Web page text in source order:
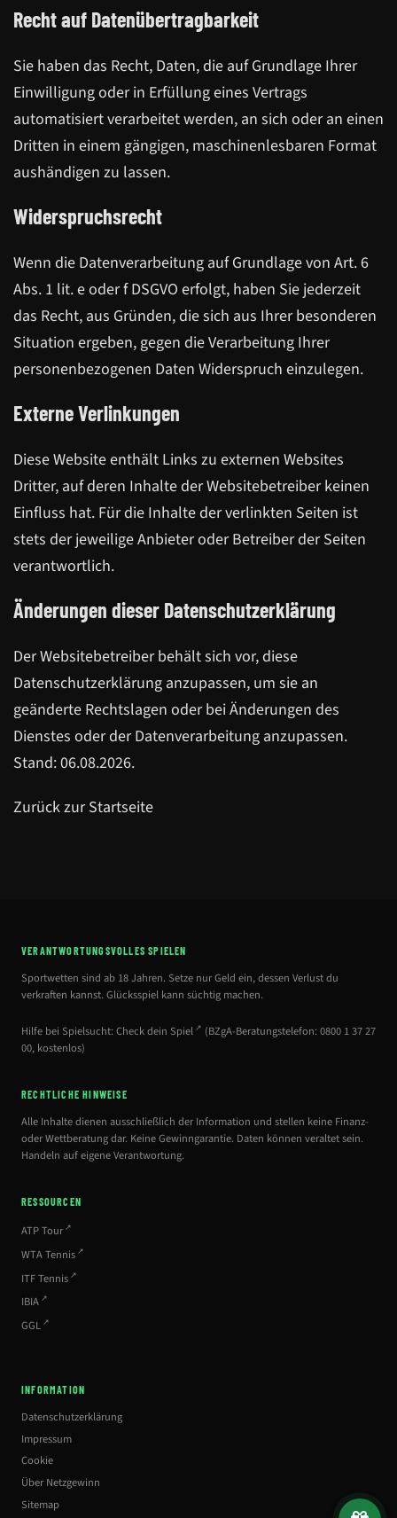
Recht auf Datenübertragbarkeit
Sie haben das Recht, Daten, die auf Grundlage Ihrer
Einwilligung oder in Erfüllung eines Vertrags
automatisiert verarbeitet werden, an sich oder an einen
Dritten in einem gängigen, maschinenlesbaren Format
aushändigen zu lassen.
Widerspruchsrecht
Wenn die Datenverarbeitung auf Grundlage von Art. 6
Abs. 1 lit. e oder f DSGVO erfolgt, haben Sie jederzeit
das Recht, aus Gründen, die sich aus Ihrer besonderen
Situation ergeben, gegen die Verarbeitung Ihrer
personenbezogenen Daten Widerspruch einzulegen.
Externe Verlinkungen
Diese Website enthält Links zu externen Websites
Dritter, auf deren Inhalte der Websitebetreiber keinen
Einfluss hat. Für die Inhalte der verlinkten Seiten ist
stets der jeweilige Anbieter oder Betreiber der Seiten
verantwortlich.
Änderungen dieser Datenschutzerklärung
Der Websitebetreiber behält sich vor, diese
Datenschutzerklärung anzupassen, um sie an
geänderte Rechtslagen oder bei Änderungen des
Dienstes oder der Datenverarbeitung anzupassen.
Stand:06.08.2026.
Zurück zur Startseite
VERANTWORTUNGSVOLLES SPIELEN
Sportwetten sind ab 18 Jahren. Setze nur Geld ein, dessen Verlust du
verkraften kannst. Glücksspiel kann süchtig machen.
Hilfe bei Spielsucht:Check dein Spiel
(BZgA-Beratungstelefon: 0800 1 37 27
00, kostenlos)
RECHTLICHE HINWEISE
Alle Inhalte dienen ausschließlich der Information und stellen keine Finanz-
oder Wettberatung dar. Keine Gewinngarantie. Daten können veraltet sein.
Handeln auf eigene Verantwortung.
RESSOURCEN
ATP Tour
WTA Tennis
ITF Tennis
IBIA
GGL
INFORMATION
Datenschutzerklärung
Impressum
Cookie
Über Netzgewinn
Sitemap